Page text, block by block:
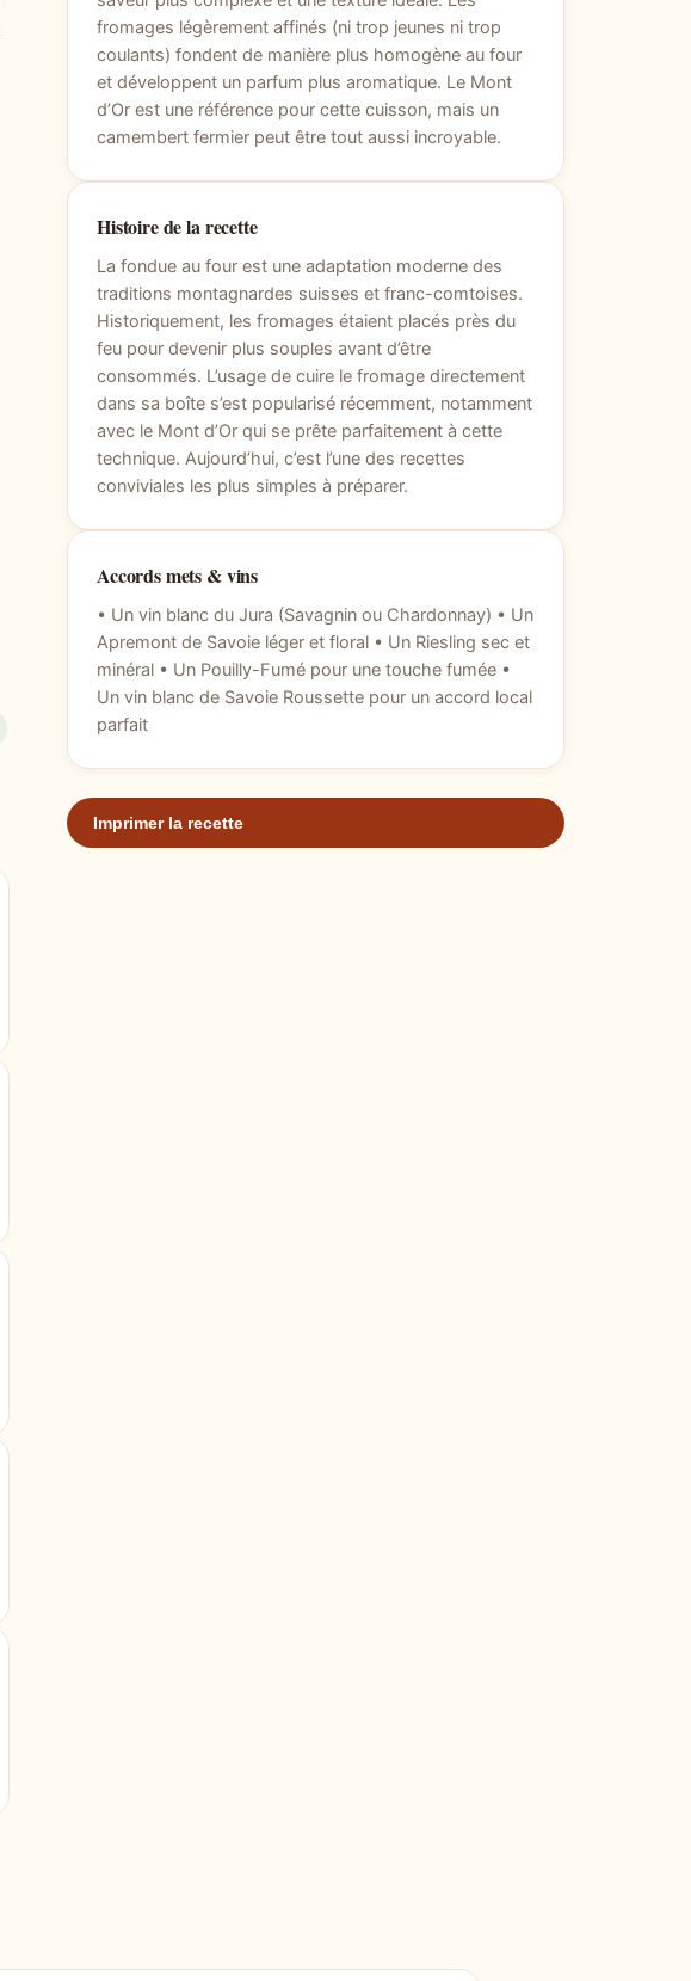
fromages légèrement affinés (ni trop jeunes ni trop
coulants) fondent de manière plus homogène au four
et développent un parfum plus aromatique. Le Mont
d’Or est une référence pour cette cuisson, mais un
camembert fermier peut être tout aussi incroyable.
Histoire de la recette
La fondue au four est une adaptation moderne des
traditions montagnardes suisses et franc-comtoises.
Historiquement, les fromages étaient placés près du
feu pour devenir plus souples avant d’être
consommés. L’usage de cuire le fromage directement
dans sa boîte s’est popularisé récemment, notamment
avec le Mont d’Or qui se prête parfaitement à cette
technique. Aujourd’hui, c’est l’une des recettes
conviviales les plus simples à préparer.
Accords mets & vins
• Un vin blanc du Jura (Savagnin ou Chardonnay) • Un
Apremont de Savoie léger et floral • Un Riesling sec et
minéral • Un Pouilly-Fumé pour une touche fumée •
Un vin blanc de Savoie Roussette pour un accord local
parfait
Imprimer la recette